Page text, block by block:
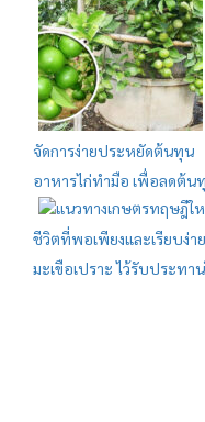
จัดการง่ายประหยัดต้นทุน
อาหารไก่ทำมือ เพื่อลดต้น
ชีวิตที่พอเพียงและเรียบง่าย
มะเขือเปราะ ไว้รับประทา